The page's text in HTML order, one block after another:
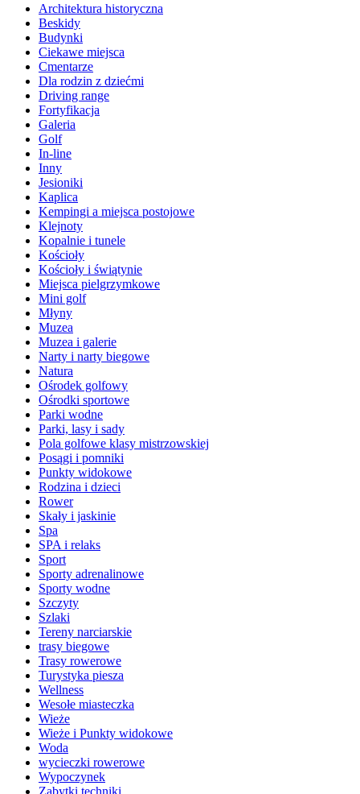
Architektura historyczna
Beskidy
Budynki
Ciekawe miejsca
Cmentarze
Dla rodzin z dziećmi
Driving range
Fortyfikacja
Galeria
Golf
In-line
Inny
Jesioniki
Kaplica
Kempingi a miejsca postojowe
Klejnoty
Kopalnie i tunele
Kościoły
Kościoły i świątynie
Miejsca pielgrzymkowe
Mini golf
Młyny
Muzea
Muzea i galerie
Narty i narty biegowe
Natura
Ośrodek golfowy
Ośrodki sportowe
Parki wodne
Parki, lasy i sady
Pola golfowe klasy mistrzowskiej
Posągi i pomniki
Punkty widokowe
Rodzina i dzieci
Rower
Skały i jaskinie
Spa
SPA i relaks
Sport
Sporty adrenalinowe
Sporty wodne
Szczyty
Szlaki
Tereny narciarskie
trasy biegowe
Trasy rowerowe
Turystyka piesza
Wellness
Wesołe miasteczka
Wieże
Wieże i Punkty widokowe
Woda
wycieczki rowerowe
Wypoczynek
Zabytki techniki